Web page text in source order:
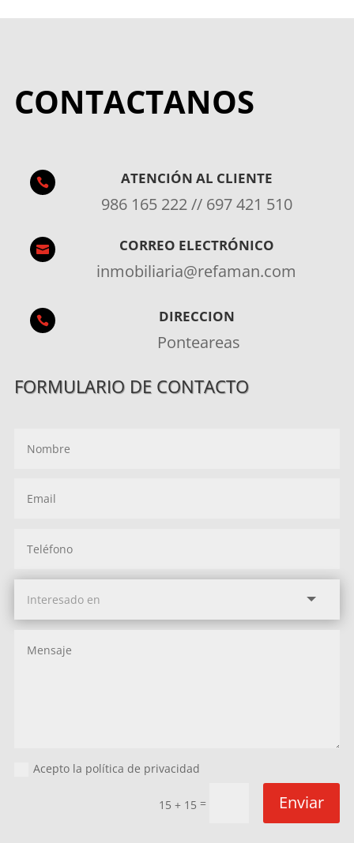
CONTACTANOS
 ATENCIÓN AL CLIENTE
986 165 222 // 697 421 510
 CORREO ELECTRÓNICO
inmobiliaria@refaman.com
 DIRECCION
Ponteareas
FORMULARIO DE CONTACTO
Acepto la política de privacidad
15 + 15 = Enviar